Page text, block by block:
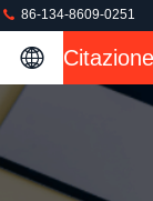
86-134-8609-0251
Citazione